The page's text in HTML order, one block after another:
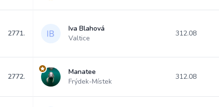
2771.
Iva Blahová
Valtice
312.08
2772.
Manatee
Frýdek-Místek
312.08